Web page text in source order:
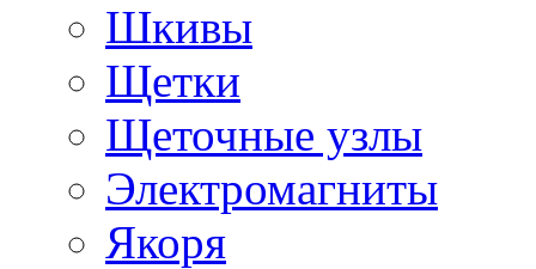
Шкивы
Щетки
Щеточные узлы
Электромагниты
Якоря